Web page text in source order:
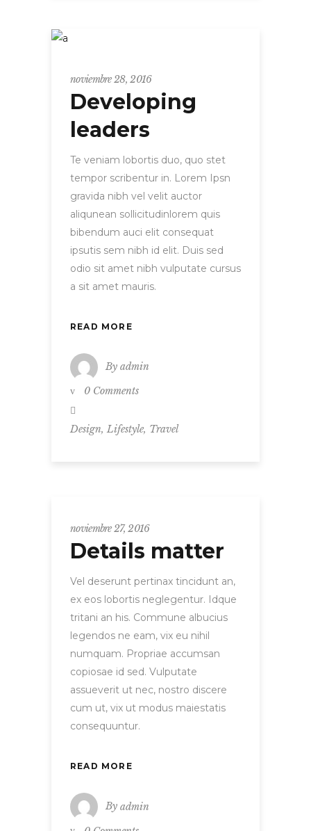
noviembre 28, 2016
Developing
leaders
Te veniam lobortis duo, quo stet
tempor scribentur in. Lorem Ipsn
gravida nibh vel velit auctor
aliqunean sollicitudinlorem quis
bibendum auci elit consequat
ipsutis sem nibh id elit. Duis sed
odio sit amet nibh vulputate cursus
a sit amet mauris.
READ MORE
By admin
0 Comments
Design,Lifestyle, Travel
noviembre 27, 2016
Details matter
Vel deserunt pertinax tincidunt an,
ex eos lobortis neglegentur. Idque
tritani an his. Commune albucius
legendos ne eam, vix eu nihil
numquam. Propriae accumsan
copiosae id sed. Vulputate
assueverit ut nec, nostro discere
cum ut, vix ut modus maiestatis
consequuntur.
READ MORE
By admin